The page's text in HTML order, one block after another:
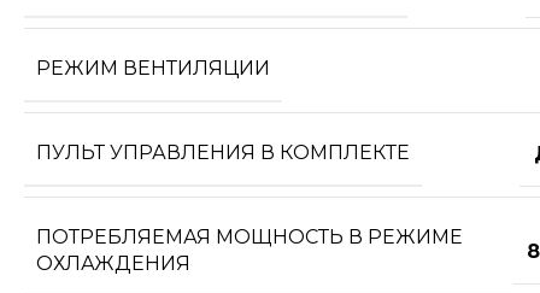
РЕЖИМ ВЕНТИЛЯЦИИ
ПУЛЬТ УПРАВЛЕНИЯ В КОМПЛЕКТЕ
ПОТРЕБЛЯЕМАЯ МОЩНОСТЬ В РЕЖИМЕ
ОХЛАЖДЕНИЯ